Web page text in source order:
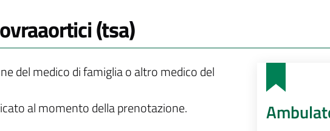
(tsa)
del medico di famiglia o altro medico del
al momento della prenotazione.